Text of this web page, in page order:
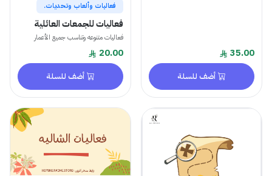
35.00
أضف للسلة
فعاليات وألعاب وتحديات.
فعاليات للجمعات العائلية
فعاليات متنوعه وتناسب جميع الأعمار
20.00
أضف للسلة